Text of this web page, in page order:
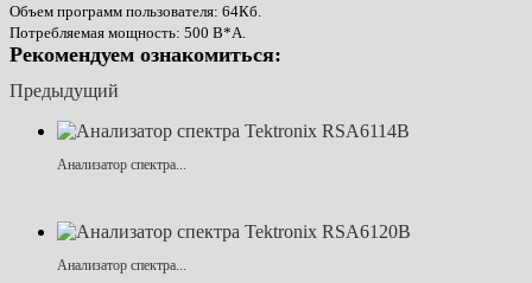
Объем программ пользователя: 64Кб.
Потребляемая мощность: 500 В*А.
Рекомендуем ознакомиться:
Предыдущий
Анализатор спектра...
Анализатор спектра...